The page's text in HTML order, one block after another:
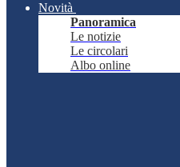
Novità
Panoramica
Le notizie
Le circolari
Albo online